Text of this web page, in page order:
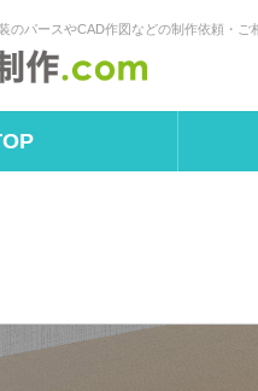
のパースやCAD作図などの制作依頼・ご